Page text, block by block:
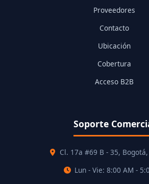
Proveedores
Contacto
Ubicación
Cobertura
Acceso B2B
Soporte
Cl. 17a #69 B - 35,
Lun - Vie: 8:00 AM -